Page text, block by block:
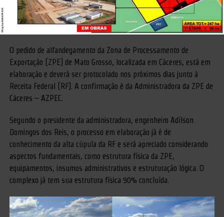
O pedido de alfandegamento da Zona de Processamento de
Exportação (ZPE) de Mato Grosso, localizada em Cáceres, está em
elaboração e deverá ser protocolado nos próximos dias junto à
Receita Federal (RF). A confirmação é da Administradora da ZPE de
Cáceres – AZPEC.
Segundo o presidente da administradora, engenheiro Adílson
Domingos dos Reis, o processo em elaboração já é de
conhecimento da alta cúpula da RF e será apreciado considerando
aspectos fundamentais, como estrutura física da ZPE,
equipamentos, insumos administrativos e estruturação lógica. O
complexo já tem sua estrutura física 90% concluída.